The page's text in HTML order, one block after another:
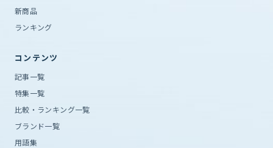
新商品
ランキング
コンテンツ
記事一覧
特集一覧
比較・ランキング一覧
ブランド一覧
用語集